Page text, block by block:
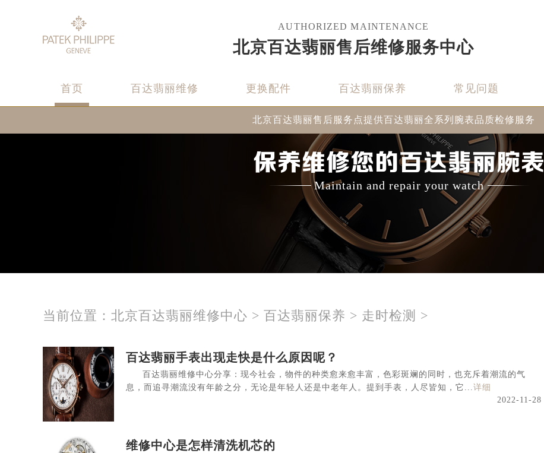
AUTHORIZED MAINTENANCE
北京百达翡丽售后维修服务中心
首页 百达翡丽维修 更换配件 百达翡丽保养 常见问题
北京百达翡丽售后服务点提供百达翡丽全系列腕表品质检修服务
保养维修您的百达翡丽腕表
Maintain and repair your watch
当前位置： 北京百达翡丽维修中心 > 百达翡丽保养 > 走时检测 >
百达翡丽手表出现走快是什么原因呢？
百达翡丽维修中心分享：现今社会，物件的种类愈来愈丰富，色彩斑斓的同时，也充斥着潮流的气
息，而追寻潮流没有年龄之分，无论是年轻人还是中老年人。提到手表，人尽皆知，它...详细
2022-11-28
维修中心是怎样清洗机芯的